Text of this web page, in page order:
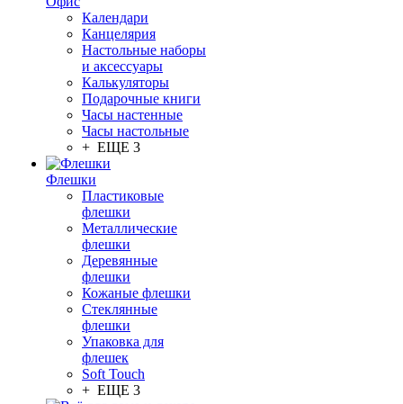
Календари
Канцелярия
Настольные наборы
и аксессуары
Калькуляторы
Подарочные книги
Часы настенные
Часы настольные
+ ЕЩЕ 3
Флешки
Пластиковые
флешки
Металлические
флешки
Деревянные
флешки
Кожаные флешки
Стеклянные
флешки
Упаковка для
флешек
Soft Touch
+ ЕЩЕ 3